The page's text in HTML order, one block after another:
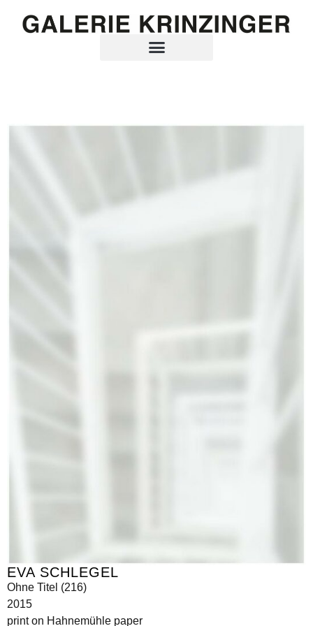
EVA SCHLEGEL
Ohne Titel (216)
2015
print on Hahnemühle paper